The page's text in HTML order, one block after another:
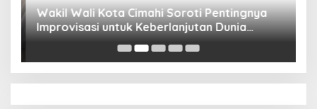
Wakil Wali Kota Cimahi Soroti Pentingnya
Improvisasi untuk Keberlanjutan Dunia
Pendidikan